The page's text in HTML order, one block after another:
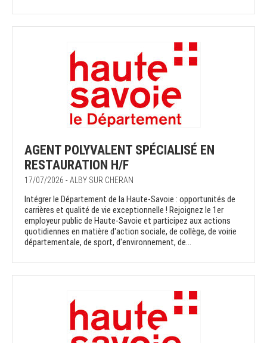
AGENT POLYVALENT SPÉCIALISÉ EN
RESTAURATION H/F
17/07/2026 - ALBY SUR CHERAN
Intégrer le Département de la Haute-Savoie : opportunités de
carrières et qualité de vie exceptionnelle ! Rejoignez le 1er
employeur public de Haute-Savoie et participez aux actions
quotidiennes en matière d'action sociale, de collège, de voirie
départementale, de sport, d'environnement, de...